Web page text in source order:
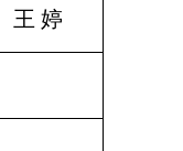
王 婷